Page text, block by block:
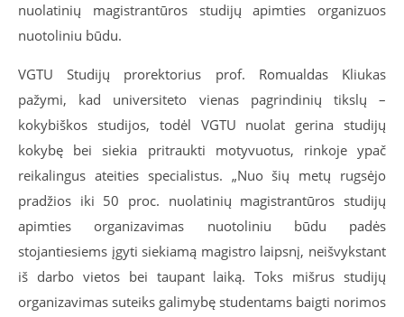
nuolatinių magistrantūros studijų apimties organizuos
nuotoliniu būdu.
VGTU Studijų prorektorius prof. Romualdas Kliukas
pažymi, kad universiteto vienas pagrindinių tikslų –
kokybiškos studijos, todėl VGTU nuolat gerina studijų
kokybę bei siekia pritraukti motyvuotus, rinkoje ypač
reikalingus ateities specialistus. „Nuo šių metų rugsėjo
pradžios iki 50 proc. nuolatinių magistrantūros studijų
apimties organizavimas nuotoliniu būdu padės
stojantiesiems įgyti siekiamą magistro laipsnį, neišvykstant
iš darbo vietos bei taupant laiką. Toks mišrus studijų
organizavimas suteiks galimybę studentams baigti norimos